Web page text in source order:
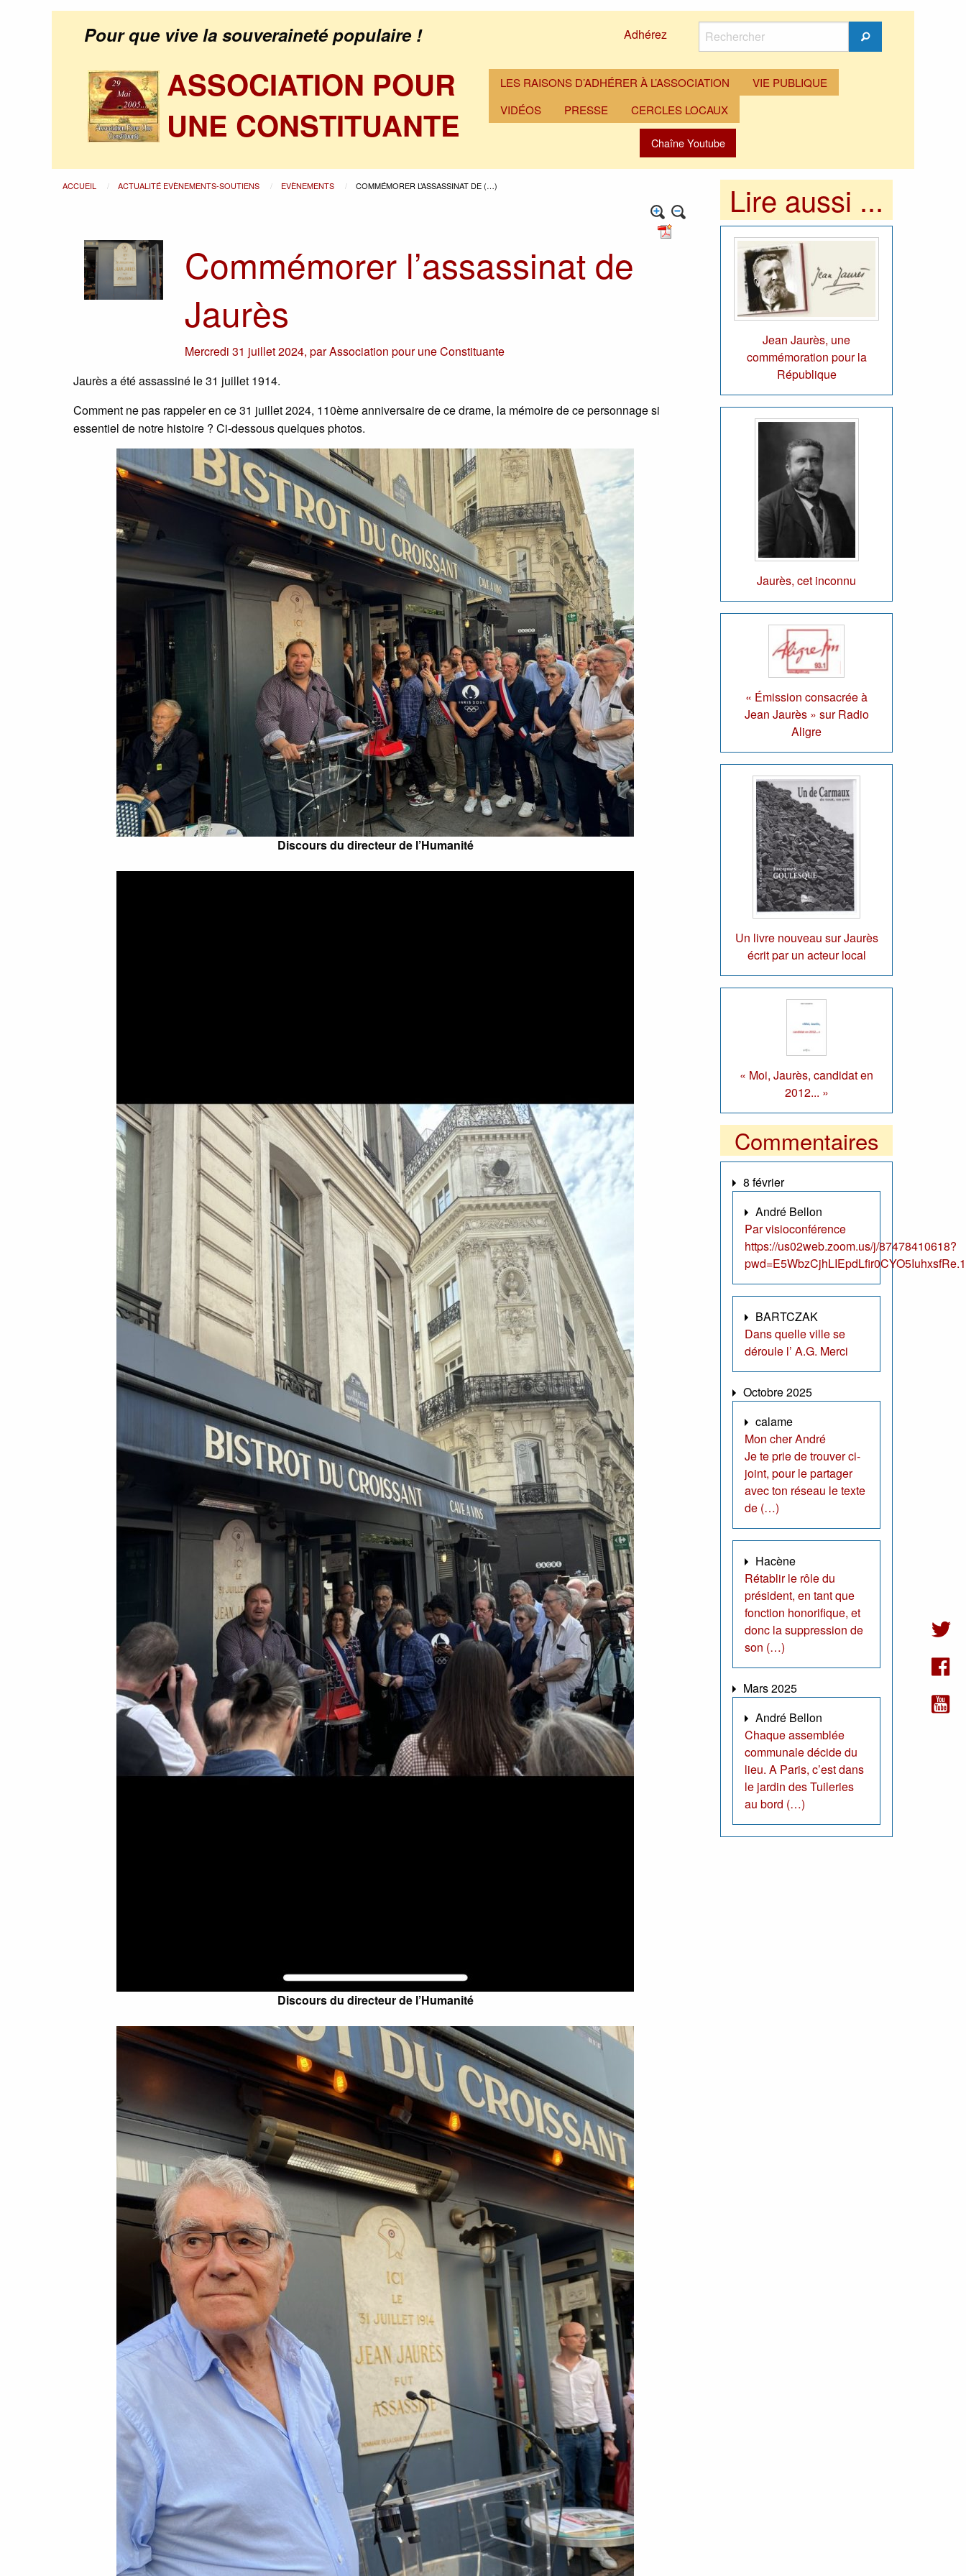
Pour que vive la souveraineté populaire ! Adhérez
Rechercher
Rechercher
ASSOCIATION POUR
UNE CONSTITUANTE
LES RAISONS D’ADHÉRER À L’ASSOCIATION
VIE PUBLIQUE
VIDÉOS
PRESSE CERCLES LOCAUX
Chaîne Youtube
ACCUEIL ACTUALITÉ EVÈNEMENTS-SOUTIENS EVÈNEMENTS COMMÉMORER L’ASSASSINAT DE (…)
Commémorer l’assassinat de
Jaurès
Mercredi 31 juillet 2024,parAssociation pour une Constituante
Jaurès a été assassiné le 31 juillet 1914.
Comment ne pas rappeler en ce 31 juillet 2024, 110ème anniversaire de ce drame, la mémoire de ce personnage si
essentiel de notre histoire ? Ci-dessous quelques photos.
Discours du directeur de l’Humanité
Discours du directeur de l’Humanité
Lire aussi ...
Jean Jaurès, une
commémoration pour la
République
Jaurès, cet inconnu
« Émission consacrée à
Jean Jaurès » sur Radio
Aligre
Un livre nouveau sur Jaurès
écrit par un acteur local
« Moi, Jaurès, candidat en
2012... »
Commentaires
8 février
André Bellon
Par visioconférence
https://us02web.zoom.us/j/87478410618?
BARTCZAK
Dans quelle ville se
déroule l’ A.G. Merci
Octobre 2025
calame
Mon cher André
Je te prie de trouver ci-
joint, pour le partager
avec ton réseau le texte
de (…)
Hacène
Rétablir le rôle du
président, en tant que
fonction honorifique, et
donc la suppression de
son (…)
Mars 2025
André Bellon
Chaque assemblée
communale décide du
lieu. A Paris, c’est dans
le jardin des Tuileries
au bord (…)